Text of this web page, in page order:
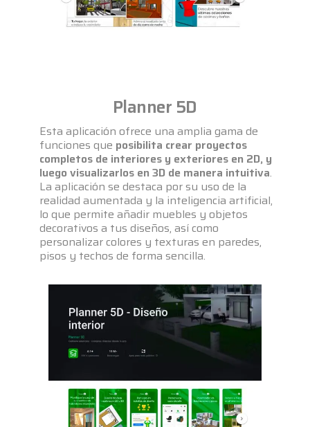
Planner 5D
Esta aplicación ofrece una amplia gama de
funciones que posibilita crear proyectos
completos de interiores y exteriores en 2D, y
luego visualizarlos en 3D de manera intuitiva.
La aplicación se destaca por su uso de la
realidad aumentada y la inteligencia artificial,
lo que permite añadir muebles y objetos
decorativos a tus diseños, así como
personalizar colores y texturas en paredes,
pisos y techos de forma sencilla.